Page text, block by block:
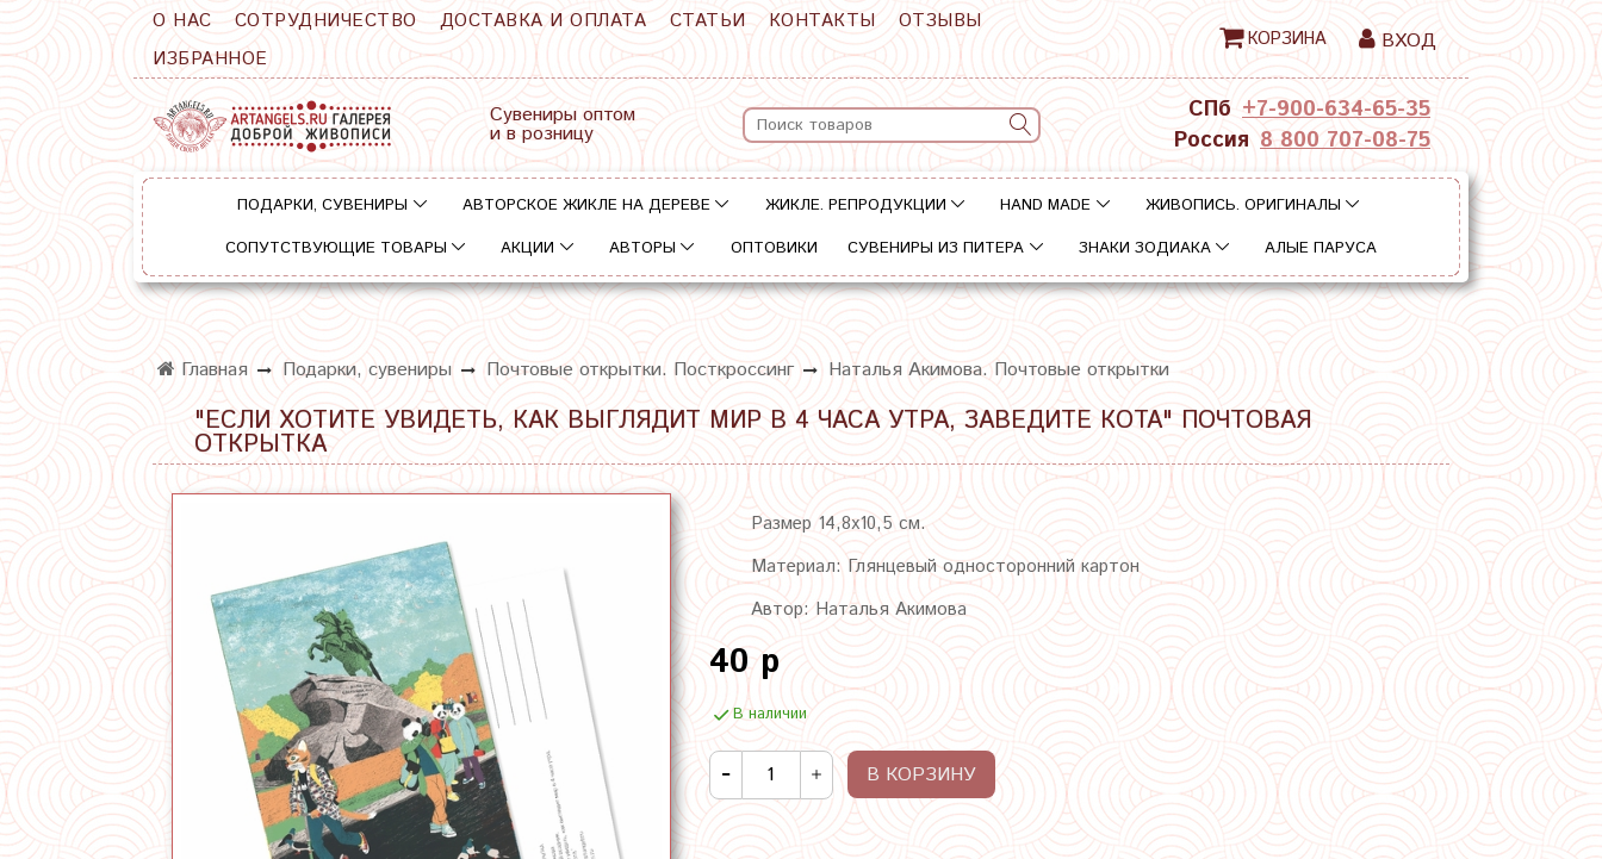
О НАС СОТРУДНИЧЕСТВО ДОСТАВКА И ОПЛАТА СТАТЬИ КОНТАКТЫ
ОТЗЫВЫ
ИЗБРАННОЕ
КОРЗИНА ВХОД
Сувениры оптом
и в розницу
СПб +7-900-634-65-35
Россия 8 800 707-08-75
ПОДАРКИ, СУВЕНИРЫ АВТОРСКОЕ ЖИКЛЕ НА ДЕРЕВЕ ЖИКЛЕ. РЕПРОДУКЦИИ HAND MADE
ЖИВОПИСЬ. ОРИГИНАЛЫ
СОПУТСТВУЮЩИЕ ТОВАРЫ
АКЦИИ АВТОРЫ ОПТОВИКИ СУВЕНИРЫ ИЗ ПИТЕРА ЗНАКИ ЗОДИАКА АЛЫЕ ПАРУСА
Главная Подарки, сувениры Почтовые открытки. Посткроссинг Наталья Акимова. Почтовые открытки
"ЕСЛИ ХОТИТЕ УВИДЕТЬ, КАК ВЫГЛЯДИТ МИР В 4 ЧАСА УТРА, ЗАВЕДИТЕ КОТА" ПОЧТОВАЯ
ОТКРЫТКА
Размер 14,8х10,5 см.
Материал: Глянцевый односторонний картон
Автор: Наталья Акимова
40 р
В наличии
В КОРЗИНУ